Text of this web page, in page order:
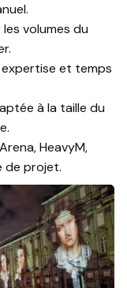
volumes du
et temps
à la taille du
HeavyM,
de projet.